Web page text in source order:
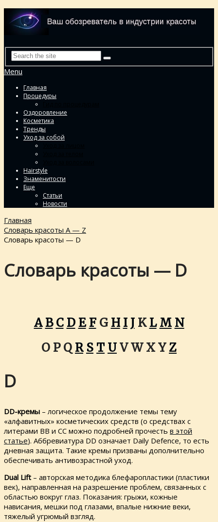
Menu
Главная
Процедуры
Оздоровление
Косметика
Тренды
Уход за собой
Hairstyle
Знаменитости
Еще
Статьи
Новости
Главная
Словарь красоты A — Z
Словарь красоты — D
Словарь красоты — D
A B C D E FG H I JKL M N
O P Q R S T UV W X YZ
D
DD-кремы – логическое продолжение темы тему
«алфавитных» косметических средств (о средствах с
литерами BB и CC можно подробней прочесть в этой
статье). Аббревиатура DD означает Daily Defence, то есть
дневная защита. Такие кремы призваны дополнительно
обеспечивать антивозрастной уход.
Dual Lift – авторская методика блефаропластики (пластики
век), направленная на разрешение проблем, связанных с
областью вокруг глаз. Показания: грыжи, кожные
нависания, мешки под глазами, впалые нижние веки,
тяжелый угрюмый взгляд.